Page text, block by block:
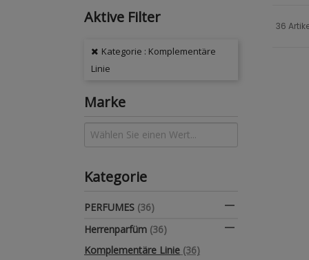
Aktive Filter
Kategorie : Komplementäre
Linie
Marke
Kategorie

PERFUMES (36)

Herrenparfüm (36)
Komplementäre Linie (36)
36